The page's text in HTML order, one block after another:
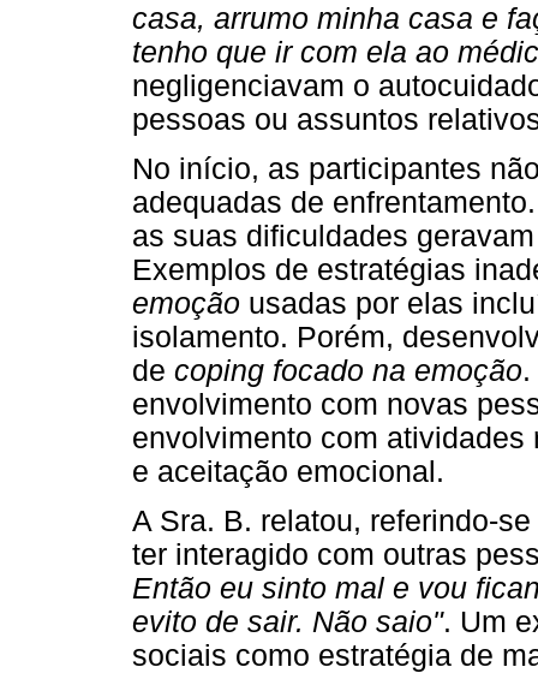
casa, arrumo minha casa e
tenho que ir com ela ao
negligenciavam o
pessoas ou assuntos
No início, as participantes
adequadas de
as suas dificuldades
Exemplos de estratégias
emoção usadas por elas
isolamento. Porém,
de coping focado na emoção
envolvimento com novas
envolvimento com
e aceitação emocional.
A Sra. B. relatou, referindo-
ter interagido com outras
Então eu sinto mal e vou
evito de sair. Não saio". Um
sociais como estratégia de